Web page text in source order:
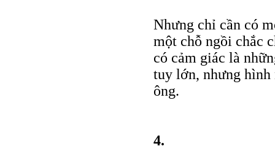
Nhưng chỉ cần có
một chỗ ngồi chắc
có cảm giác là
tuy lớn, nhưng hình
ông.
4.